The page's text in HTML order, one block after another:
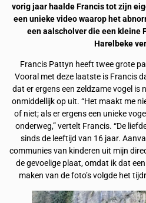
vorig jaar haalde Francis tot zijn
een unieke video waarop het
een aalscholver die een kleine
Harelbeke
Francis Pattyn heeft twee grote
Vooral met deze laatste is Francis
dat er ergens een zeldzame vogel is
onmiddellijk op uit. “Het maakt me
of niet; als er ergens een unieke
onderweg,” vertelt Francis. “De
sinds de leeftijd van 16 jaar.
communies van kinderen uit mijn
de gevoelige plaat, omdat ik dat
maken van de foto’s volgde het